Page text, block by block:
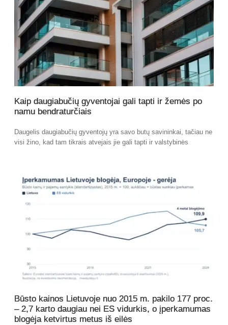
Kaip daugiabučių gyventojai gali tapti ir žemės po
namu bendraturčiais
Daugelis daugiabučių gyventojų yra savo butų savininkai, tačiau ne
visi žino, kad tam tikrais atvejais jie gali tapti ir valstybinės
Būsto kainos Lietuvoje nuo 2015 m. pakilo 177 proc.
– 2,7 karto daugiau nei ES vidurkis, o įperkamumas
blogėja ketvirtus metus iš eilės